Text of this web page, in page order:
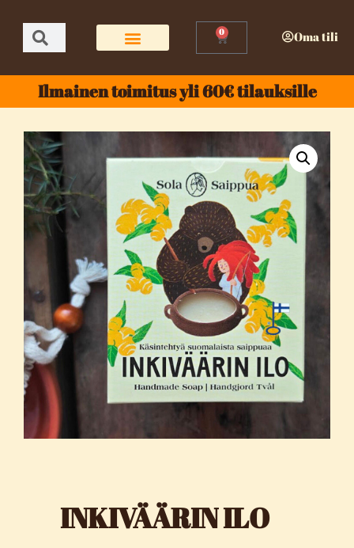
0 Oma tili
Ilmainen toimitus yli 60€ tilauksille
INKIVÄÄRIN ILO